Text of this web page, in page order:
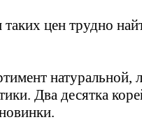
цен трудно
натуральной,
Два десятка